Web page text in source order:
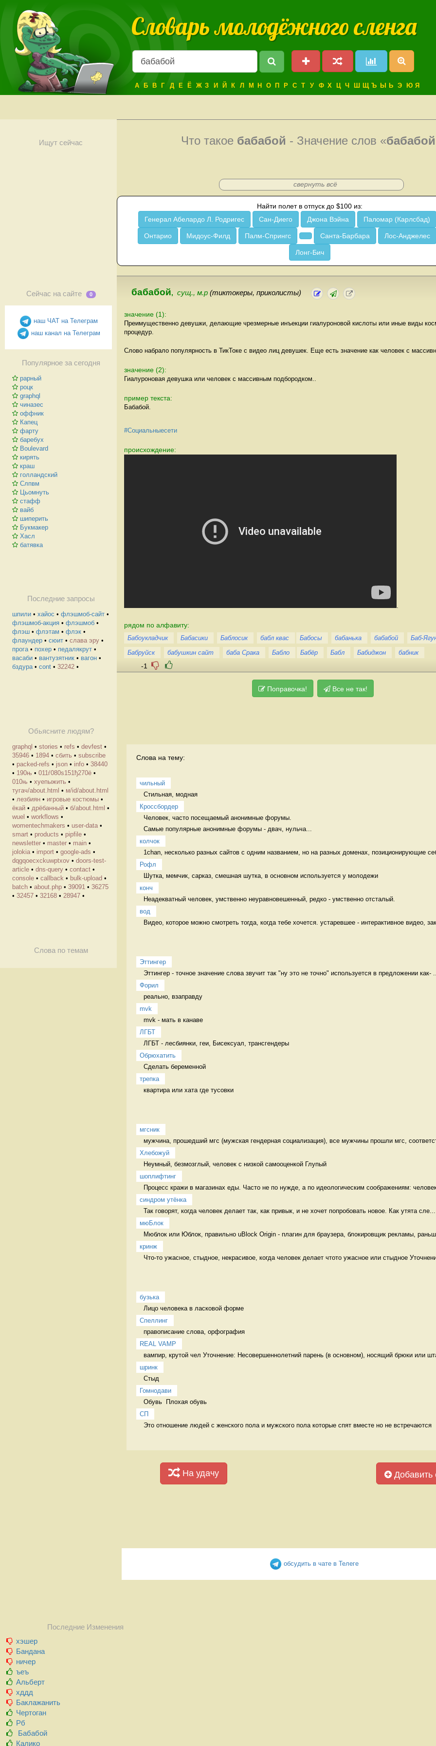
Словарь молодёжного сленга
А Б В Г Д Е Ё Ж З И Й К Л М Н О П Р С Т У Ф Х Ц Ч Ш Щ Ъ Ы Ь Э Ю Я
Ищут сейчас
Сейчас на сайте 0
наш ЧАТ на Телеграм
наш канал на Телеграм
Популярное за сегодня
рарный
роцк
graphql
чиназес
оффник
Капец
фарту
баребух
Boulevard
кирять
краш
голландский
Слпвм
Цьомнуть
стафф
вайб
шиперить
Букмакер
Хасл
батявка
Последние запросы
шпили • хайос • флэшмоб-сайт •
флэшмоб-акция • флэшмоб •
флэш • флэтам • флэк •
флаундер • сюит • слава эру •
прога• похер • педалякрут •
васаби • вантузятник • вагон •
бздура• cont • 32242 •
Обьясните людям?
graphql • stories • refs • devfest •
35946 • 1894 • сбить • subscribe
• packed-refs • json • info • 38440
• 190њ • 011ѓ080ѕ151ђ270ё •
010њ • хуепыжить •
тугач/about.html • м/id/about.html
• лезбиян • игровые костюмы •
ёкай • дрёбанный • б/about.html •
wuel • workflows •
womentechmakers • user-data •
smart • products • pipfile •
newsletter • master • main •
jolokia • import • google-ads •
dqgqoecxckuwptxov • doors-test-
article • dns-query • contact •
console • callback • bulk-upload •
batch • about.php • 39091 • 36275
• 32457 • 32168 • 28947 •
Слова по темам
Что такое бабабой - Значение слов «бабабой
свернуть всё
Найти полет в отпуск до $100 из:
Генерал Абелардо Л. Родригес
Сан-Диего Джона Вэйна Паломар (Карлсбад)
Онтарио Мидоус-Филд Палм-Спрингс Санта-Барбара Лос-Анджелес
Лонг-Бич
бабабой, сущ., м.р (тиктокеры, приколисты)
значение (1):
Преимущественно девушки, делающие чрезмерные инъекции гиалуроновой кислоты или иные виды
процедур.
Слово набрало популярность в ТикТоке с видео лиц девушек. Еще есть значение как человек с
значение (2):
Гиалуроновая девушка или человек с массивным подбородком..
пример текста:
Бабабой.
#Социальныесети
происхождение:
рядом по алфавиту:
Бабоукладчик Бабасики Баблосик бабл квас Бабосы бабанька бабабой
Баб-
Бабруйск
бабушкин сайт баба Срака Бабло Бабёр Бабл Бабиджон бабник
-1
Поправочка! Все не так!
Слова на тему:
чильный
Стильная, модная
Кроссбордер
Человек, часто посещаемый анонимные форумы.
Самые популярные анонимные форумы - двач, нульча...
колчок
1chan, несколько разных сайтов с одним названием, но на разных доменах, позиционирующие
Рофл
Шутка, мемчик, сарказ, смешная шутка, в основном используется у молодежи
конч
Неадекватный человек, умственно неуравновешенный, редко - умственно отсталый.
вод
Видео, которое можно смотреть тогда, когда тебе хочется. устаревшее - интерактивное видео,
Эттингер
Эттингер - точное значение слова звучит так "ну это не точно" используется в предложении как-
Форил
реально, взаправду
mvk
mvk - мать в канаве
ЛГБТ
ЛГБТ - лесбиянки, геи, Бисексуал, трансгендеры
Обрюхатить
Сделать беременной
трепка
квартира или хата где тусовки
мгсник
мужчина, прошедший мгс (мужская гендерная социализация), все мужчины прошли мгс,
Хлебожуй
Неумный, безмозглый, человек с низкой самооценкой Глупый
шоплифтинг
Процесс кражи в магазинах еды. Часто не по нужде, а по идеологическим соображениям:
синдром утёнка
Так говорят, когда человек делает так, как привык, и не хочет попробовать новое. Как утята сле...
мюБлок
Мюблок или Юблок, правильно uBlock Origin - плагин для браузера, блокировщик рекламы,
кринж
Что-то ужасное, стыдное, некрасивое, когда человек делает чтото ужасное или стыдное
бузька
Лицо человека в ласковой форме
Спеллинг
правописание слова, орфография
REAL VAMP
вампир, крутой чел Уточнение: Несовершеннолетний парень (в основном), носящий брюки или
шринк
Стыд
Гомнодави
Обувь  Плохая обувь
СП
Это отношение людей с женского пола и мужского пола которые спят вместе но не встречаются
На удачу Добавить
обсудить в чате в Телеге
Последние Изменения
хэшер
Бандана
ничер
ъеъ
Альберт
хддд
Баклажанить
Чертоган
Рб
Бабабой
Калико